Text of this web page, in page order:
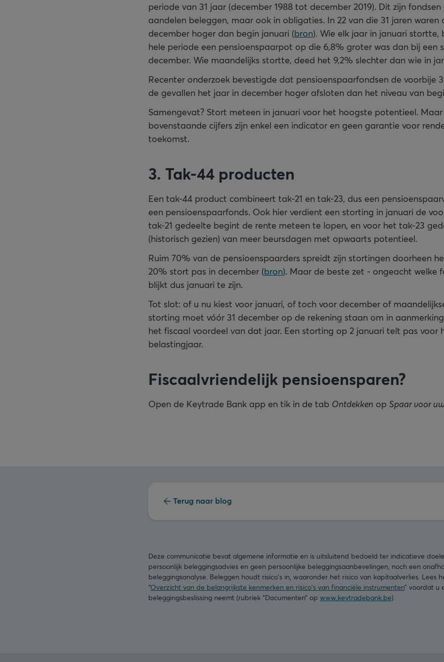
periode van 31 jaar (december 1988 tot december 2019). Dit zijn
aandelen beleggen, maar ook in obligaties. In 22 van die 31 jaren waren
december hoger dan begin januari (bron). Wie elk jaar in januari stortte,
hele periode een pensioenspaarpot op die 6,8% groter was dan bij een
december. Wie maandelijks stortte, deed het 9,2% slechter dan wie in
Recenter onderzoek bevestigde dat pensioenspaarfondsen de voorbije
de gevallen het jaar in december hoger afsloten dan het ­niveau van
Samengevat? Stort meteen in januari voor het hoogste potentieel.
bovenstaande cijfers zijn enkel een indicator en geen garantie voor
toekomst.
3. Tak-44 producten
Een tak-44 product combineert tak-21 en tak-23, dus een
een pensioenspaarfonds. Ook hier verdient een storting in januari de
tak-21 gedeelte begint de rente meteen te lopen, en voor het tak-23
(historisch gezien) van meer beursdagen met opwaarts potentieel.
Ruim 70% van de pensioenspaarders spreidt zijn stortingen doorheen
20% stort pas in december (bron). Maar de beste zet - ongeacht welke
blijkt dus januari te zijn.
Tot slot: of u nu kiest voor januari, of toch voor december of
storting moet vóór 31 december op de rekening staan om in
het fiscaal voordeel van dat jaar. Een storting op 2 januari telt pas voor
belastingjaar.
Fiscaalvriendelijk pensioensparen?
Open de Keytrade Bank app en tik in de tab Ontdekken op Spaar voor
Terug naar blog
Deze communicatie bevat algemene informatie en is uitsluitend bedoeld ter indicatieve
persoonlijk beleggingsadvies en geen persoonlijke beleggingsaanbevelingen, noch een
beleggingsanalyse. Beleggen houdt risico's in, waaronder het risico van kapitaalverlies. Lees
“Overzicht van de belangrijkste kenmerken en risico's van financiële instrumenten” voordat u
beleggingsbeslissing neemt (rubriek “Documenten” op www.keytradebank.be).